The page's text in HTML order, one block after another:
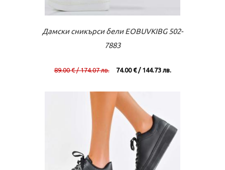
Виж повече
Дамски сникърси бели EOBUVKIBG 502-
7883
89.00 € / 174.07 лв. 74.00 € / 144.73 лв.